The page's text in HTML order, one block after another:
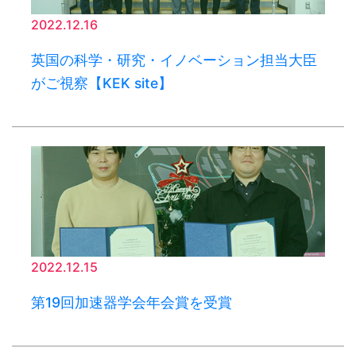
2022.12.16
英国の科学・研究・イノベーション担当大臣
がご視察【KEK site】
2022.12.15
第19回加速器学会年会賞を受賞